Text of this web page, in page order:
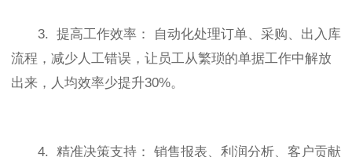
3. 提高工作效率： 自动化处理订单、采购、出入库
流程，减少人工错误，让员工从繁琐的单据工作中解放
出来，人均效率少提升30%。
4. 精准决策支持： 销售报表、利润分析、客户贡献